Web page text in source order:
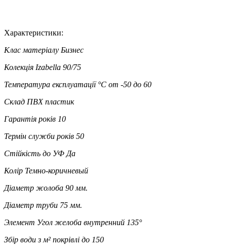
Характеристики:
Клас матеріалу Бизнес
Колекція Izabella 90/75
Температура експлуатації °C от -50 до 60
Склад ПВХ пластик
Гарантія років 10
Термін служби років 50
Стійкість до УФ Да
Колір Темно-коричневый
Діаметр жолоба 90 мм.
Діаметр труби 75 мм.
Элемент Угол желоба внутренний 135°
Збір води з м² покрівлі до 150